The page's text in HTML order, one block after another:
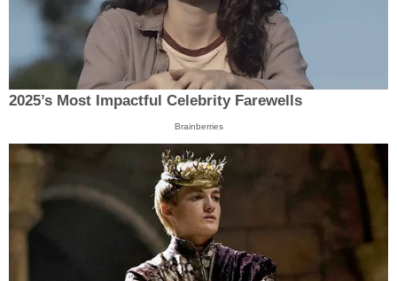
2025’s Most Impactful Celebrity Farewells
Brainberries